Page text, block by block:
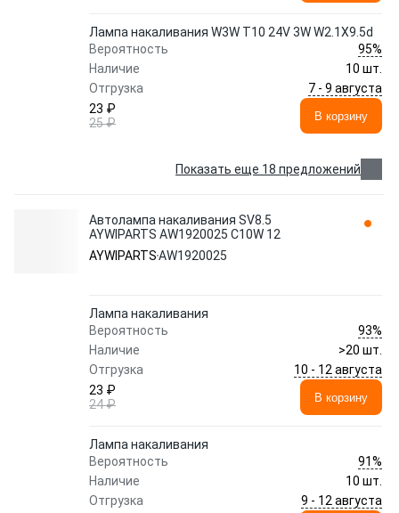
Лампа накаливания W3W T10 24V 3W W2.1X9.5d
Вероятность
95%
Наличие
10 шт.
Отгрузка
7 - 9 августа
23 ₽
25 ₽
В корзину
Показать еще 18 предложений
Автолампа накаливания SV8.5
AYWIPARTS AW1920025 C10W 12
AYWIPARTSAW1920025
Лампа накаливания
Вероятность
93%
Наличие
>20 шт.
Отгрузка
10 - 12 августа
23 ₽
24 ₽
В корзину
Лампа накаливания
Вероятность
91%
Наличие
10 шт.
Отгрузка
9 - 12 августа